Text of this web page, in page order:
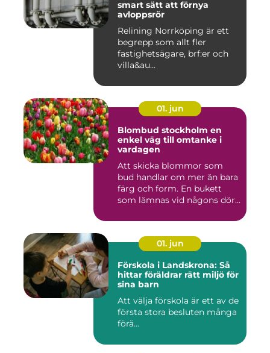
smart sätt att förnya
avloppsrör
Relining Norrköping är ett
begrepp som allt fler
fastighetsägare, brf:er och
villa&au...
01. jun
Blombud stockholm en
enkel väg till omtanke i
vardagen
Att skicka blommor som
bud handlar om mer än bara
färg och form. En bukett
som lämnas vid någons dör...
01. jun
Förskola i Landskrona: Så
hittar föräldrar rätt miljö för
sina barn
Att välja förskola är ett av de
första stora besluten många
förä...